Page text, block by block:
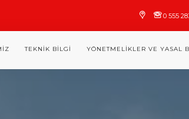
0 555
TEKNIK BILGI YÖNETMELIKLER VE YASAL